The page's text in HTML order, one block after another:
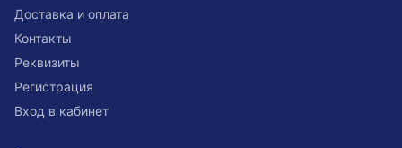
Доставка и оплата
Контакты
Реквизиты
Регистрация
Вход в кабинет